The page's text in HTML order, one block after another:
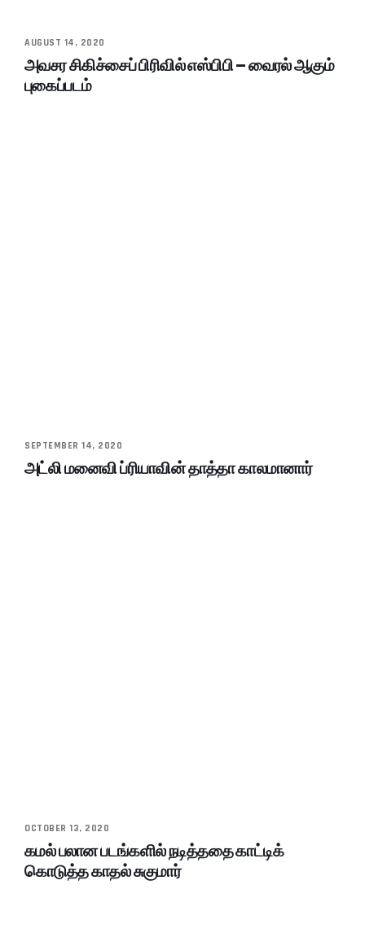
AUGUST 14, 2020
அவசர சிகிச்சைப் பிரிவில் எஸ்பிபி – வைரல் ஆகும்
புகைப்படம்
SEPTEMBER 14, 2020
அட்லி மனைவி ப்ரியாவின் தாத்தா காலமானார்
OCTOBER 13, 2020
கமல் பலான படங்களில் நடித்ததை காட்டிக்
கொடுத்த காதல் சுகுமார்